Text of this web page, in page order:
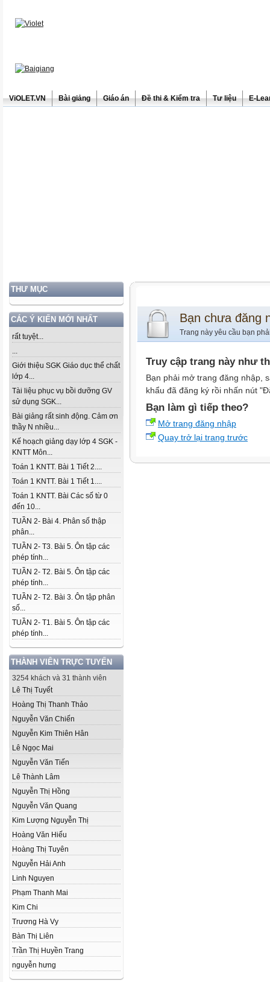
ViOLET.VN Bài giảng Giáo án Đề thi & Kiểm tra Tư liệu E-
THƯ MỤC
CÁC Ý KIẾN MỚI NHẤT
rất tuyệt...
...
Giới thiệu SGK Giáo dục thể chất
lớp 4...
Tài liệu phục vụ bồi dưỡng GV
sử dụng SGK...
Bài giảng rất sinh động. Cảm ơn
thầy N nhiều...
Kế hoạch giảng dạy lớp 4 SGK -
KNTT Môn...
Toán 1 KNTT. Bài 1 Tiết 2....
Toán 1 KNTT. Bài 1 Tiết 1....
Toán 1 KNTT. Bài Các số từ 0
đến 10...
TUẦN 2- Bài 4. Phân số thập
phân...
TUẦN 2- T3. Bài 5. Ôn tập các
phép tính...
TUẦN 2- T2. Bài 5. Ôn tập các
phép tính...
TUẦN 2- T2. Bài 3. Ôn tập phân
số...
TUẦN 2- T1. Bài 5. Ôn tập các
phép tính...
THÀNH VIÊN TRỰC TUYẾN
3254 khách và 31 thành viên
Lê Thị Tuyết
Hoàng Thị Thanh Thảo
Nguyễn Văn Chiến
Nguyễn Kim Thiên Hân
Lê Ngọc Mai
Nguyễn Văn Tiến
Lê Thành Lâm
Nguyễn Thị Hồng
Nguyễn Văn Quang
Kim Lượng Nguyễn Thị
Hoàng Văn Hiếu
Hoàng Thị Tuyên
Nguyễn Hải Anh
Linh Nguyen
Phạm Thanh Mai
Kim Chi
Trương Hà Vy
Bàn Thị Liên
Trần Thị Huyền Trang
nguyễn hưng
Bạn chưa đăng
Trang này yêu cầu bạn
Truy cập trang này như
Bạn phải mở trang đăng nhập,
khẩu đã đăng ký rồi nhấn nút
Bạn làm gì tiếp theo?
Mở trang đăng nhập
Quay trở lại trang trước